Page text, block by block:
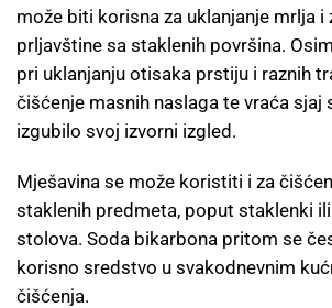
može biti korisna za uklanjanje mrlja i
prljavštine sa staklenih površina.
pri uklanjanju otisaka prstiju i raznih
čišćenje masnih naslaga te vraća sjaj
izgubilo svoj izvorni izgled.
Mješavina se može koristiti i za
staklenih predmeta, poput staklenki
stolova. Soda bikarbona pritom se
korisno sredstvo u svakodnevnim
čišćenja.